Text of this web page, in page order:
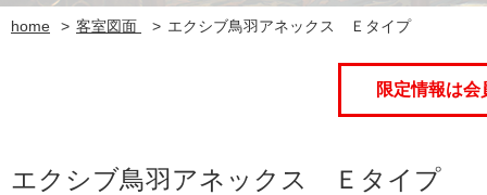
home 客室図面 エクシブ鳥羽アネックス Ｅタイプ
限定情報は
エクシブ鳥羽アネックス Ｅタイプ